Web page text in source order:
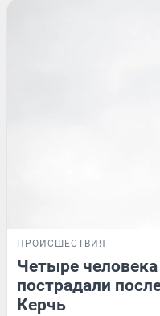
ПРОИСШЕСТВИЯ
Четыре
пострадали
Керчь